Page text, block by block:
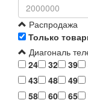
Распродажа
Только
Диагональ
24
32 39
43
48 49
58
60 65